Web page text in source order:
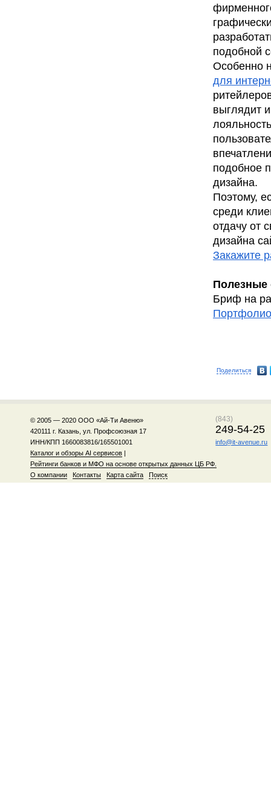
подобной
Особенно
для
выглядит
подобное
дизайна.
Поэтому,
среди
отдачу от
дизайна
Закажите
Полезные
Бриф на
Поделиться
© 2005 — 2020 ООО «Ай-Ти Авеню»
420111 г. Казань, ул. Профсоюзная 17
ИНН/КПП 1660083816/165501001
Каталог и обзоры AI сервисов|
Рейтинги банков и МФО на основе открытых данных ЦБ РФ.
О компании
Контакты Карта сайта Поиск
(843)
249-54-25
info@it-avenue.ru